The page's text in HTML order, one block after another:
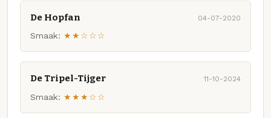
De Hopfan 04-07-2020
Smaak: ★★☆☆☆
De Tripel-Tijger 11-10-2024
Smaak: ★★★☆☆